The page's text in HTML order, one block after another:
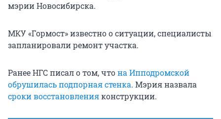
мэрии Новосибирска.
МКУ «Гормост» известно о ситуации, специалисты
запланировали ремонт участка.
Ранее НГС писал о том, чтона Ипподромской
обрушилась подпорная стенка. Мэрия назвала
сроки восстановленияконструкции.